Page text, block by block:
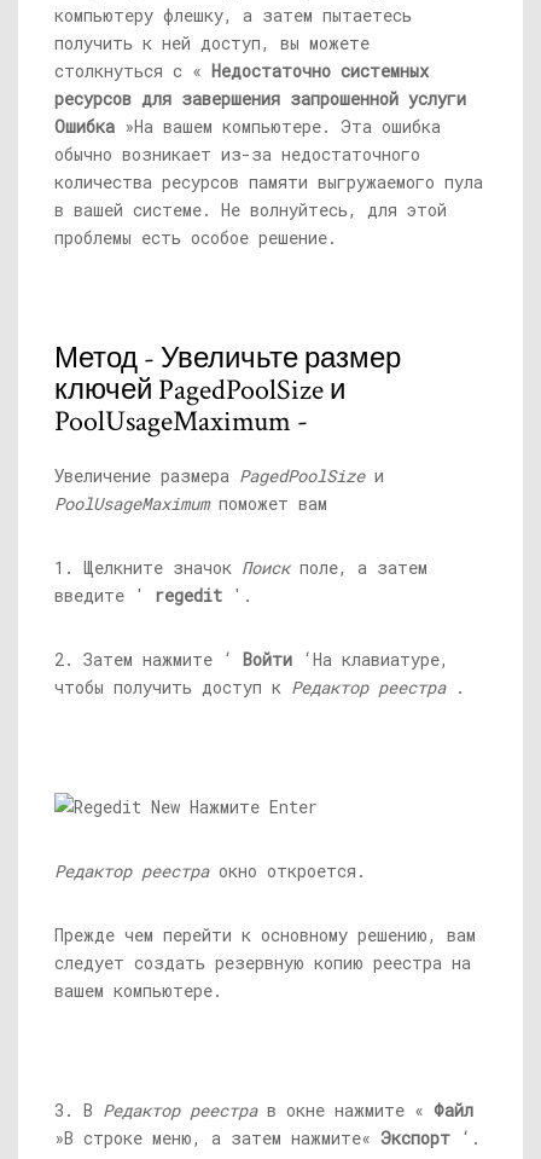
компьютеру флешку, а затем пытаетесь
получить к ней доступ, вы можете
столкнуться с « Недостаточно системных
ресурсов для завершения запрошенной услуги
Ошибка »На вашем компьютере. Эта ошибка
обычно возникает из-за недостаточного
количества ресурсов памяти выгружаемого пула
в вашей системе. Не волнуйтесь, для этой
проблемы есть особое решение.
Метод - Увеличьте размер
ключей PagedPoolSize и
PoolUsageMaximum -
Увеличение размера PagedPoolSizeи
PoolUsageMaximumпоможет вам
1. Щелкните значок Поискполе, а затем
введите ' regedit '.
2. Затем нажмите ‘ Войти ‘На клавиатуре,
чтобы получить доступ к Редактор реестра.
Редактор реестраокно откроется.
Прежде чем перейти к основному решению, вам
следует создать резервную копию реестра на
вашем компьютере.
3. В Редактор реестрав окне нажмите « Файл
»В строке меню, а затем нажмите« Экспорт ‘.